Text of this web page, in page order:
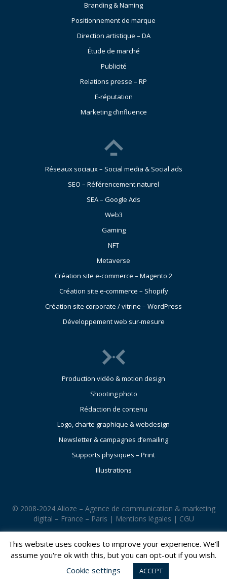
Branding & Naming
Positionnement de marque
Direction artistique – DA
Étude de marché
Publicité
Relations presse – RP
E-réputation
Marketing d’influence
Réseaux sociaux – Social media & Social ads
SEO – Référencement naturel
SEA – Google Ads
Web3
Gaming
NFT
Metaverse
Création site e-commerce – Magento 2
Création site e-commerce – Shopify
Création site corporate / vitrine – WordPress
Développement web sur-mesure
Production vidéo & motion design
Shooting photo
Rédaction de contenu
Logo, charte graphique & webdesign
Newsletter & campagnes d’emailing
Supports physiques – Print
Illustrations
© 2008-2024 Alioze – Agence de communication & marketing
digital – France – Paris | Mentions légales | CGU
This website uses cookies to improve your experience. We'll
assume you're ok with this, but you can opt-out if you wish.
Cookie settings
ACCEPT